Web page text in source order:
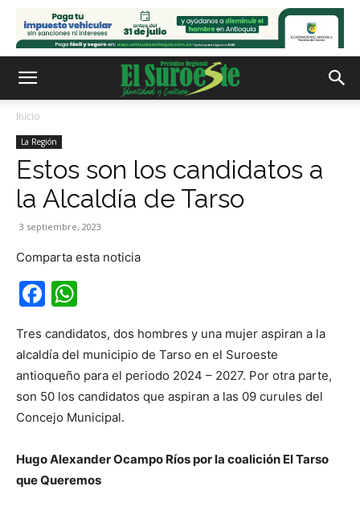
Inicio
La Región
Estos son los candidatos a
la Alcaldía de Tarso
3 septiembre, 2023
Comparta esta noticia
Facebook
Tres candidatos, dos hombres y una mujer aspiran a la
alcaldía del municipio de Tarso en el Suroeste
antioqueño para el periodo 2024 – 2027. Por otra parte,
son 50 los candidatos que aspiran a las 09 curules del
Concejo Municipal.
Hugo Alexander Ocampo Ríos por la coalición El Tarso
que Queremos